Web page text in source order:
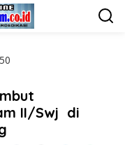
II/Swj di